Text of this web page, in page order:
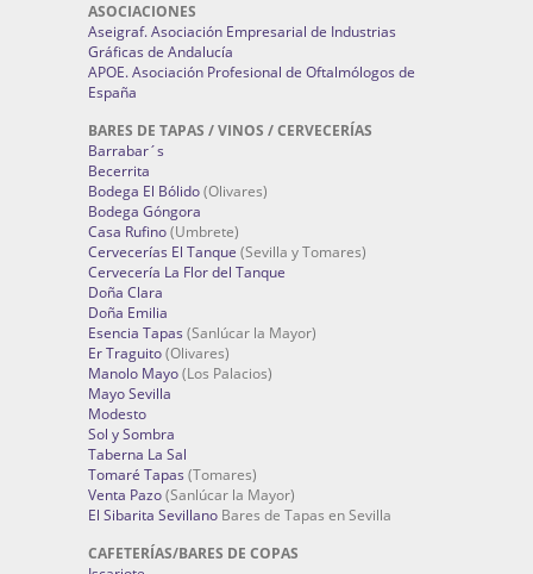
ASOCIACIONES
Aseigraf. Asociación Empresarial de Industrias
Gráficas de Andalucía
APOE. Asociación Profesional de Oftalmólogos de
España
BARES DE TAPAS / VINOS / CERVECERÍAS
Barrabar´s
Becerrita
Bodega El Bólido(Olivares)
Bodega Góngora
Casa Rufino(Umbrete)
Cervecerías El Tanque (Sevilla y Tomares)
Cervecería La Flor del Tanque
Doña Clara
Doña Emilia
Esencia Tapas (Sanlúcar la Mayor)
Er Traguito(Olivares)
Manolo Mayo(Los Palacios)
Mayo Sevilla
Modesto
Sol y Sombra
Taberna La Sal
Tomaré Tapas (Tomares)
Venta Pazo(Sanlúcar la Mayor)
El Sibarita Sevillano Bares de Tapas en Sevilla
CAFETERÍAS/BARES DE COPAS